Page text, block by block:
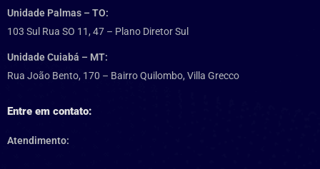
Unidade Palmas – TO:
103 Sul Rua SO 11, 47 – Plano Diretor Sul
Unidade Cuiabá – MT:
Rua João Bento, 170 – Bairro Quilombo, Villa Grecco
Entre em contato:
Atendimento: